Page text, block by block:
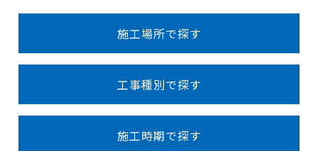
施工場所で探す
工事種別で探す
施工時期で探す